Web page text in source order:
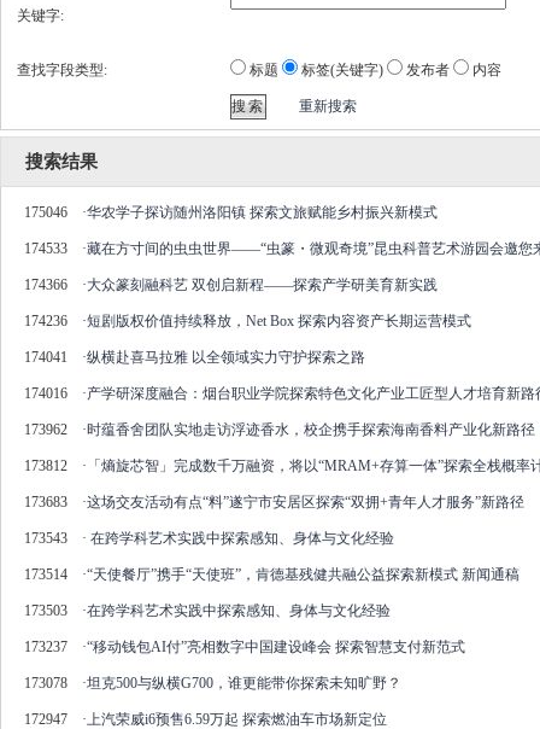
关键字:
查找字段类型: 标题 标签(关键字) 发布者 内容
重新搜索
搜索结果
175046 ·华农学子探访随州洛阳镇 探索文旅赋能乡村振兴新模式
174533 ·藏在方寸间的虫虫世界——“虫篆・微观奇境”昆虫科普艺术游园会邀您
174366 ·大众篆刻融科艺 双创启新程——探索产学研美育新实践
174236 ·短剧版权价值持续释放，Net Box 探索内容资产长期运营模式
174041 ·纵横赴喜马拉雅 以全领域实力守护探索之路
174016 ·产学研深度融合：烟台职业学院探索特色文化产业工匠型人才培育新路
173962 ·时蕴香舍团队实地走访浮迹香水，校企携手探索海南香料产业化新路径
173812 · 「熵旋芯智」完成数千万融资，将以“MRAM+存算一体”探索全栈概率
173683 ·这场交友活动有点“料”遂宁市安居区探索“双拥+青年人才服务”新路径
173543 · 在跨学科艺术实践中探索感知、身体与文化经验
173514 ·“天使餐厅”携手“天使班”，肯德基残健共融公益探索新模式 新闻通稿
173503 ·在跨学科艺术实践中探索感知、身体与文化经验
173237 ·“移动钱包AI付”亮相数字中国建设峰会 探索智慧支付新范式
173078 ·坦克500与纵横G700，谁更能带你探索未知旷野？
172947 ·上汽荣威i6预售6.59万起 探索燃油车市场新定位